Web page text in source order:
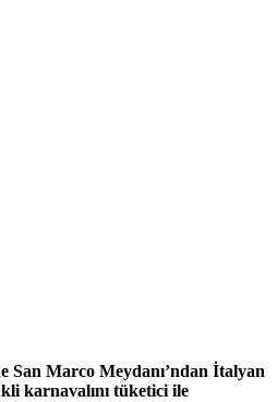
San Marco Meydanı’ndan İtalyan
karnavalını tüketici ile